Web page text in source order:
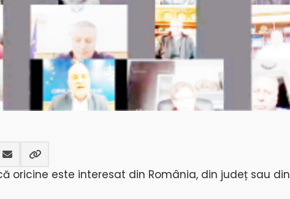
oricine este interesat din România, din județ sau din